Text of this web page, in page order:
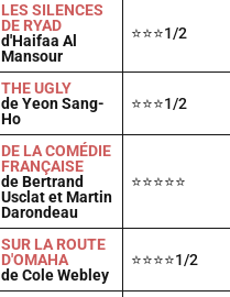
LES SILENCES
DE RYAD
d'Haifaa Al
Mansour
⭐⭐⭐1/2
THE UGLY
de Yeon Sang-
Ho
⭐⭐⭐1/2
DE LA COMÉDIE
FRANÇAISE
de Bertrand
Usclat et Martin
Darondeau
⭐⭐⭐⭐⭐
SUR LA ROUTE
D'OMAHA
de Cole Webley
⭐⭐⭐⭐1/2